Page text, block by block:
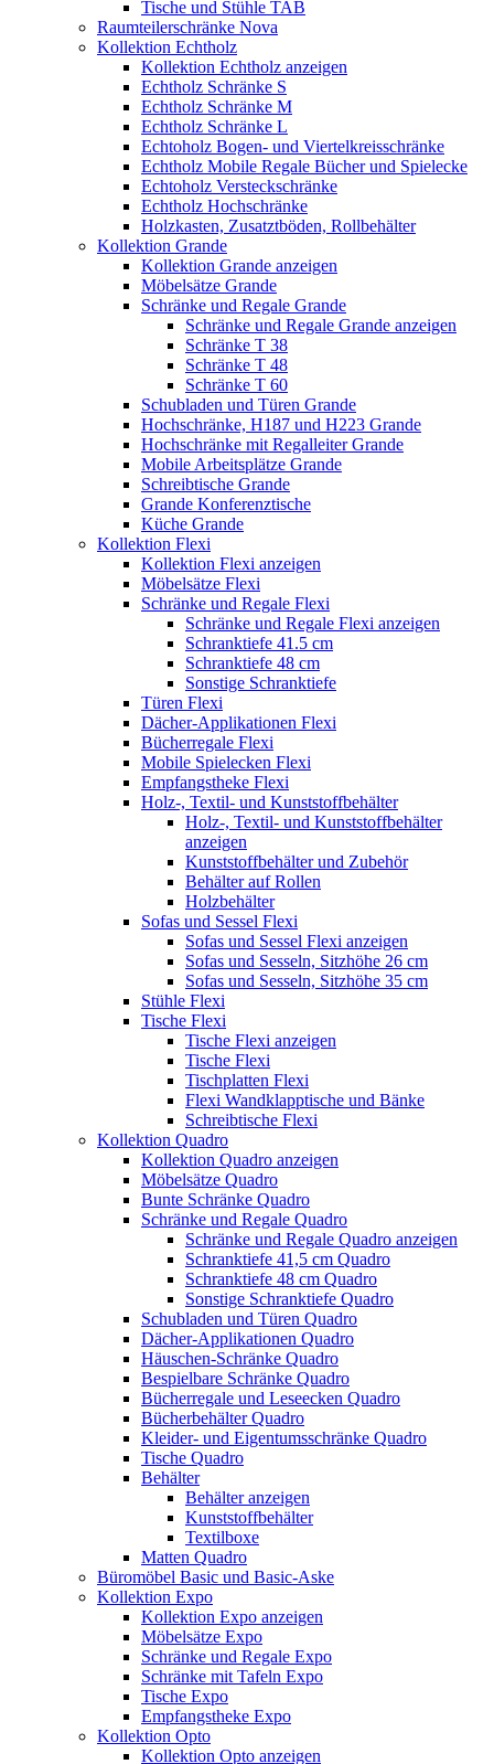
Tische und Stühle TAB
Raumteilerschränke Nova
Kollektion Echtholz
Kollektion Echtholz anzeigen
Echtholz Schränke S
Echtholz Schränke M
Echtholz Schränke L
Echtoholz Bogen- und Viertelkreisschränke
Echtholz Mobile Regale Bücher und Spielecke
Echtoholz Versteckschränke
Echtholz Hochschränke
Holzkasten, Zusatztböden, Rollbehälter
Kollektion Grande
Kollektion Grande anzeigen
Möbelsätze Grande
Schränke und Regale Grande
Schränke und Regale Grande anzeigen
Schränke T 38
Schränke T 48
Schränke T 60
Schubladen und Türen Grande
Hochschränke, H187 und H223 Grande
Hochschränke mit Regalleiter Grande
Mobile Arbeitsplätze Grande
Schreibtische Grande
Grande Konferenztische
Küche Grande
Kollektion Flexi
Kollektion Flexi anzeigen
Möbelsätze Flexi
Schränke und Regale Flexi
Schränke und Regale Flexi anzeigen
Schranktiefe 41.5 cm
Schranktiefe 48 cm
Sonstige Schranktiefe
Türen Flexi
Dächer-Applikationen Flexi
Bücherregale Flexi
Mobile Spielecken Flexi
Empfangstheke Flexi
Holz-, Textil- und Kunststoffbehälter
Holz-, Textil- und Kunststoffbehälter
anzeigen
Kunststoffbehälter und Zubehör
Behälter auf Rollen
Holzbehälter
Sofas und Sessel Flexi
Sofas und Sessel Flexi anzeigen
Sofas und Sesseln, Sitzhöhe 26 cm
Sofas und Sesseln, Sitzhöhe 35 cm
Stühle Flexi
Tische Flexi
Tische Flexi anzeigen
Tische Flexi
Tischplatten Flexi
Flexi Wandklapptische und Bänke
Schreibtische Flexi
Kollektion Quadro
Kollektion Quadro anzeigen
Möbelsätze Quadro
Bunte Schränke Quadro
Schränke und Regale Quadro
Schränke und Regale Quadro anzeigen
Schranktiefe 41,5 cm Quadro
Schranktiefe 48 cm Quadro
Sonstige Schranktiefe Quadro
Schubladen und Türen Quadro
Dächer-Applikationen Quadro
Häuschen-Schränke Quadro
Bespielbare Schränke Quadro
Bücherregale und Leseecken Quadro
Bücherbehälter Quadro
Kleider- und Eigentumsschränke Quadro
Tische Quadro
Behälter
Behälter anzeigen
Kunststoffbehälter
Textilboxe
Matten Quadro
Büromöbel Basic und Basic-Aske
Kollektion Expo
Kollektion Expo anzeigen
Möbelsätze Expo
Schränke und Regale Expo
Schränke mit Tafeln Expo
Tische Expo
Empfangstheke Expo
Kollektion Opto
Kollektion Opto anzeigen